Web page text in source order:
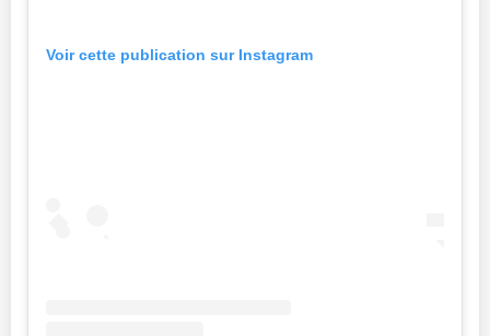
Voir cette publication sur Instagram